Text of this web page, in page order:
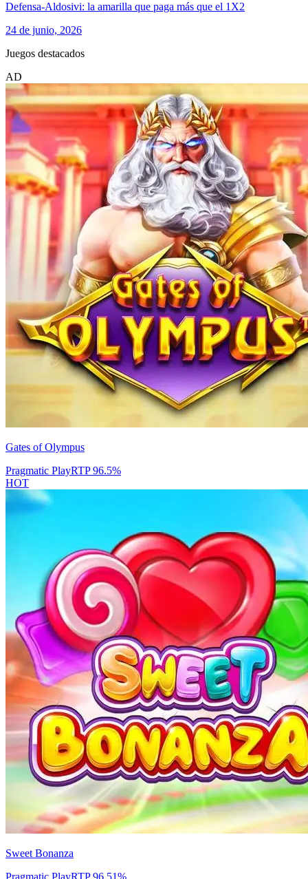
Defensa-Aldosivi: la amarilla que paga más que el 1X2
24 de junio, 2026
Juegos destacados
AD
Gates of Olympus
Pragmatic PlayRTP96.5%
HOT
Sweet Bonanza